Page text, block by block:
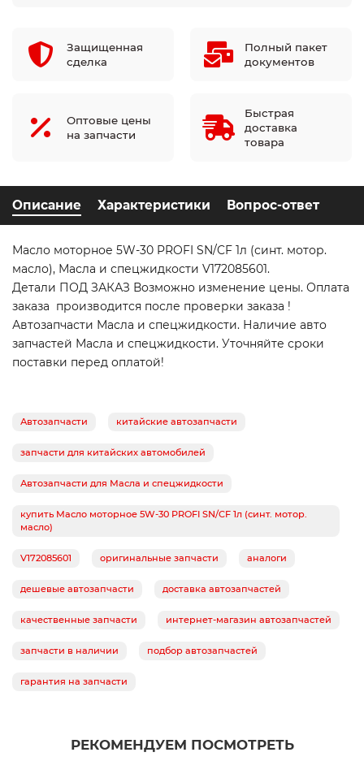
Защищенная
сделка
Полный пакет
документов
Оптовые цены
на запчасти
Быстрая
доставка
товара
Описание Характеристики Вопрос-ответ
Масло моторное 5W-30 PROFI SN/CF 1л (синт. мотор.
масло), Масла и спецжидкости V172085601.
Детали ПОД ЗАКАЗ Возможно изменение цены. Оплата
заказа производится после проверки заказа !
Автозапчасти Масла и спецжидкости. Наличие авто
запчастей Масла и спецжидкости. Уточняйте сроки
поставки перед оплатой!
Автозапчасти китайские автозапчасти
запчасти для китайских автомобилей
Автозапчасти для Масла и спецжидкости
купить Масло моторное 5W-30 PROFI SN/CF 1л (синт. мотор.
масло)
V172085601 оригинальные запчасти аналоги
дешевые автозапчасти доставка автозапчастей
качественные запчасти интернет-магазин автозапчастей
запчасти в наличии подбор автозапчастей
гарантия на запчасти
РЕКОМЕНДУЕМ ПОСМОТРЕТЬ